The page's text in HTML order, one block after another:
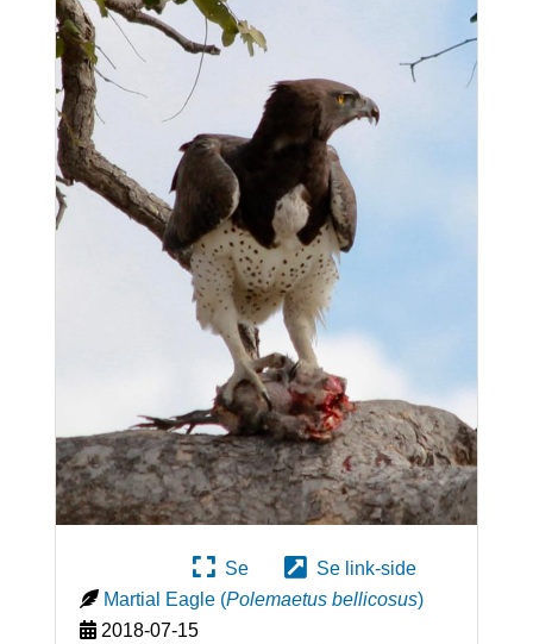
Se
Se link-side
Martial Eagle (Polemaetus bellicosus)
2018-07-15